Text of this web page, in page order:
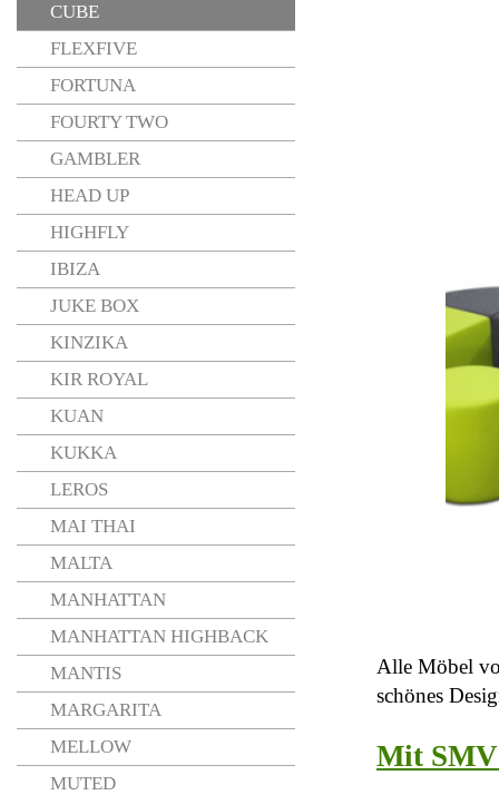
CUBE
FLEXFIVE
FORTUNA
FOURTY TWO
GAMBLER
HEAD UP
HIGHFLY
IBIZA
JUKE BOX
KINZIKA
KIR ROYAL
KUAN
KUKKA
LEROS
MAI THAI
MALTA
MANHATTAN
MANHATTAN HIGHBACK
MANTIS
MARGARITA
MELLOW
MUTED
Alle Möbel
schönes
Mit SMV